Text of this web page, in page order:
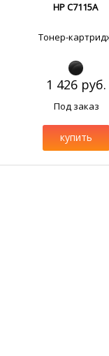
HP C7115A
Тонер-
1 426 руб.
Под заказ
купить